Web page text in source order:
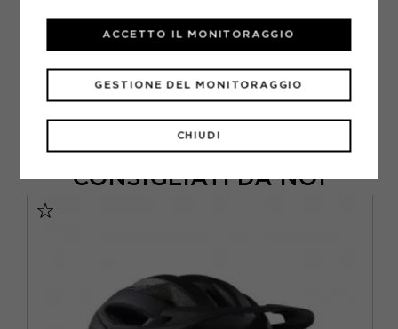
PIÙ INFORMAZIONI
SCHEDA TECNICA
CONSIGLIATI DA NOI
CHIUDI
GESTIONE DEL MONITORAGGIO
ACCETTO IL MONITORAGGIO